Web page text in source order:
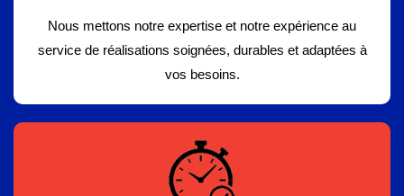
Nous mettons notre expertise et notre expérience au
service de réalisations soignées, durables et adaptées à
vos besoins.